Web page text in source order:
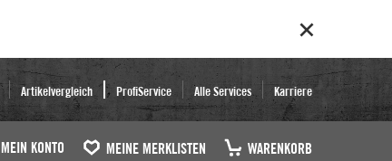
Artikelvergleich ProfiService Alle Services Karriere
MEIN KONTO MEINE MERKLISTEN WARENKORB